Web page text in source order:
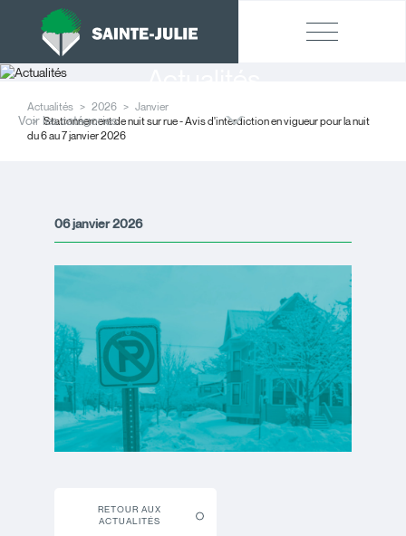
Actualités 2026
Janvier
Stationnement de nuit sur rue - Avis d'interdiction en vigueur pour la nuit
du 6 au 7 janvier 2026
Voir les catégories
06 janvier 2026
RETOUR AUX
ACTUALITÉS